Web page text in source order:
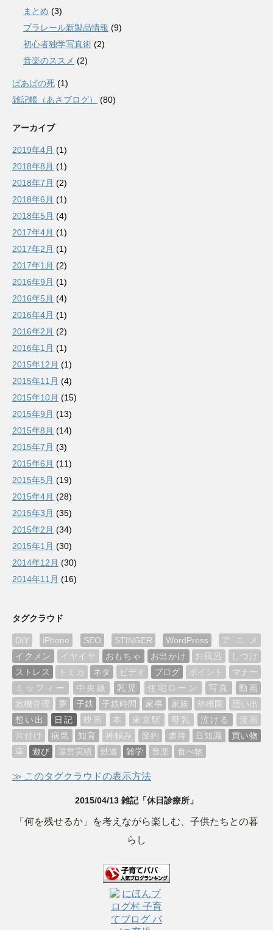
まとめ (3)
プラレール新製品情報 (9)
初心者独学写真術 (2)
音楽のススメ (2)
ばあばの死 (1)
雑記帳（あさブログ）
(80)
アーカイブ
2019年4月 (1)
2018年8月 (1)
2018年7月 (2)
2018年6月 (1)
2018年5月 (4)
2017年4月 (1)
2017年2月 (1)
2017年1月 (2)
2016年9月 (1)
2016年5月 (4)
2016年4月 (1)
2016年2月 (2)
2016年1月 (1)
2015年12月 (1)
2015年11月 (4)
2015年10月 (15)
2015年9月 (13)
2015年8月 (14)
2015年7月 (3)
2015年6月 (11)
2015年5月 (19)
2015年4月 (28)
2015年3月 (35)
2015年2月 (34)
2015年1月 (30)
2014年12月 (30)
2014年11月 (16)
タグクラウド
DIY iPhone SEO STINGER WordPress
アニメ
イクメン
イヤイヤ おもちゃ お出かけ お風呂
しつけ
ストレス
トミカ ネタ ビデオ ブログ ポイント
マナー
ミッフィー
中央線 乳児 住宅ローン 写真
動画
危機管理
夢 子鉄 子鉄時間 家事 家族 幼稚園
思い出
想い出
日記 映画 本 東京駅 母乳 泣ける
漫画
片付け
病気 知育 神頼み 節約 虐待 豆知識
買い物
車
遊び 運営実績 鉄道 雑学 音楽 食べ物
≫ このタグクラウドの表示方法
2015/04/13 雑記「休日診療所」
「何を残せるか」を考えながら楽しむ、子供たちとの暮
らし